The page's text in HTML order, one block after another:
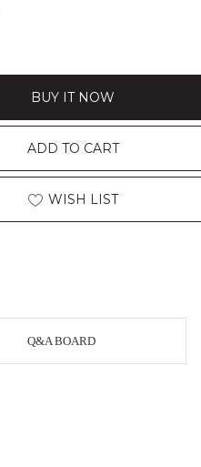
BUY IT NOW
ADD TO CART
WISH LIST
Q&A BOARD